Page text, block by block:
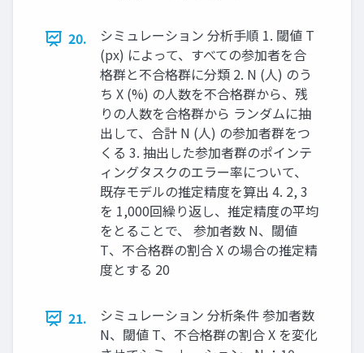
20.
シミュレーション 分析手順 1. 閾値 T
(px) によって、すべての参加者を合
格群と不合格群に分類 2. N (人) のう
ち X (%) の人数を不合格群から、残
りの人数を合格群から ランダムに抽
出して、合計 N (人) の参加者群をつ
くる 3. 抽出した参加者群のポインテ
ィングタスクのエラー率について、
既存モデルの推定精度を算出 4. 2, 3
を 1,000回繰り返し、推定精度の平均
をとることで、 参加者数 N、閾値
T、不合格群の割合 X の場合の推定精
度とする 20
21.
シミュレーション 分析条件 参加者数
N、閾値 T、不合格群の割合 X を変化